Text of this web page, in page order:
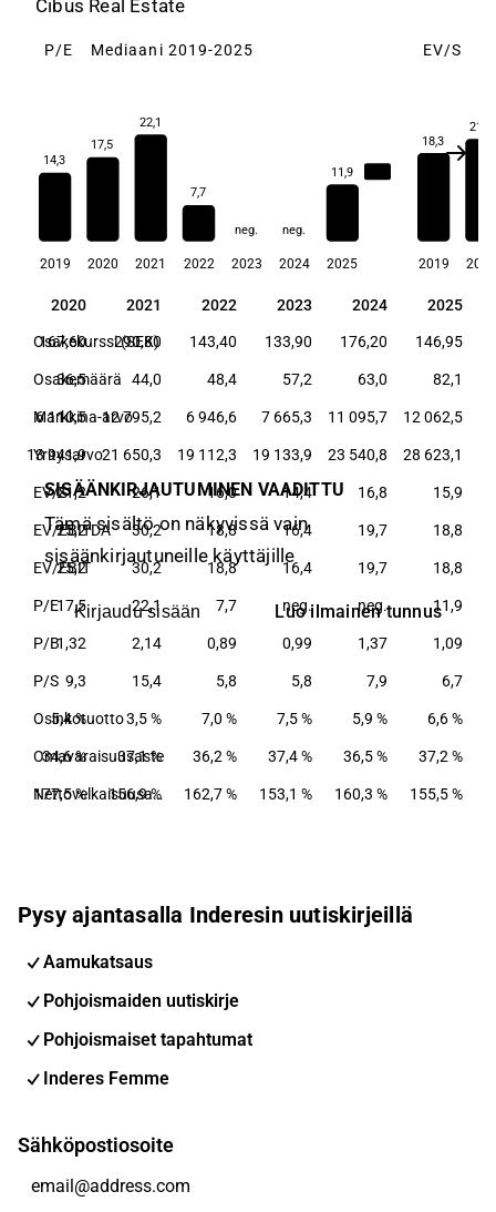
Cibus Real Estate
P/E Mediaani 2019-2025
14,3
17,5
22,1
7,7
neg. neg.
11,9
2019 2020 2021 2022 2023 2024 2025
EV/S
18,3
21,2
2019 2020
2020 2021 2022 2023 2024 2025
2020 2021 2022 2023 2024 2025
Osakekurssi (SEK)
167,60 290,80 143,40 133,90 176,20 146,95
Osakemäärä
36,5 44,0 48,4 57,2 63,0 82,1
Markkina-arvo
6 110,5 12 795,2 6 946,6 7 665,3 11 095,7 12 062,5
Yritysarvo
13 941,9 21 650,3 19 112,3 19 133,9 23 540,8 28 623,1
EV/S21,2 26,1 16,0 14,4 16,8 15,9
EV/EBITDA
25,2 30,2 18,8 16,4 19,7 18,8
EV/EBIT
25,2 30,2 18,8 16,4 19,7 18,8
P/E17,5 22,1 7,7 neg. neg. 11,9
P/B1,32 2,14 0,89 0,99 1,37 1,09
P/S 9,3 15,4 5,8 5,8 7,9 6,7
Osinkotuotto
5,4 % 3,5 % 7,0 % 7,5 % 5,9 % 6,6 %
Omavaraisuusaste
34,6 % 37,1 % 36,2 % 37,4 % 36,5 % 37,2 %
Nettovelkaisuusaste
177,5 % 156,9 % 162,7 % 153,1 % 160,3 % 155,5 %
SISÄÄNKIRJAUTUMINEN VAADITTU
Tämä sisältö on näkyvissä vain
sisäänkirjautuneille käyttäjille
Kirjaudu sisään Luo ilmainen tunnus
Pysy ajantasalla Inderesin uutiskirjeillä
Aamukatsaus
Pohjoismaiden uutiskirje
Pohjoismaiset tapahtumat
Inderes Femme
Sähköpostiosoite